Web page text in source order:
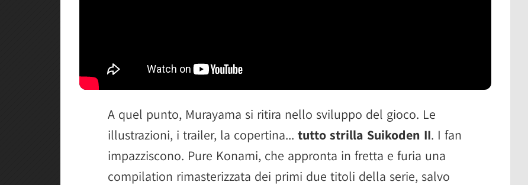
A quel punto, Murayama si ritira nello sviluppo del gioco. Le
illustrazioni, i trailer, la copertina... tutto strilla Suikoden II. I fan
impazziscono. Pure Konami, che appronta in fretta e furia una
compilation rimasterizzata dei primi due titoli della serie, salvo